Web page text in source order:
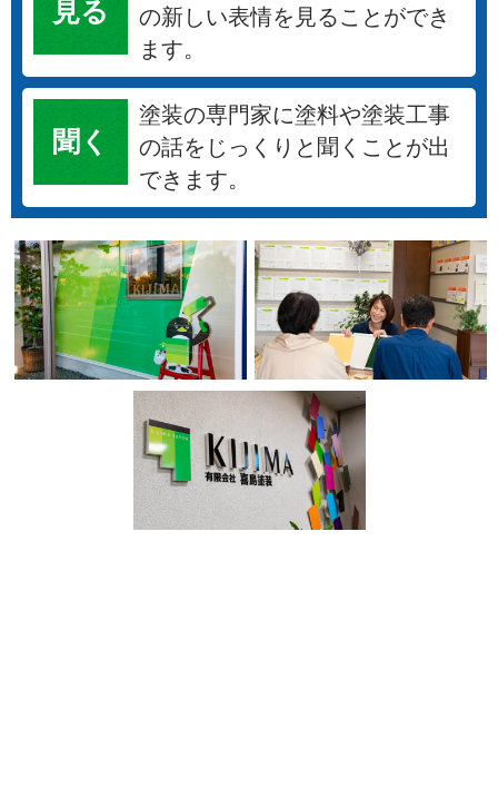
見る
の新しい表情を見ることができ
ます。
聞く
塗装の専門家に塗料や塗装工事
の話をじっくりと聞くことが出
できます。